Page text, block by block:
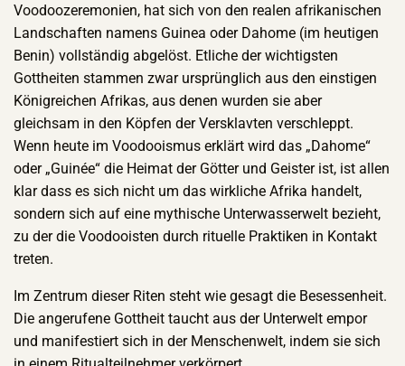
Voodoozeremonien, hat sich von den realen afrikanischen
Landschaften namens Guinea oder Dahome (im heutigen
Benin) vollständig abgelöst. Etliche der wichtigsten
Gottheiten stammen zwar ursprünglich aus den einstigen
Königreichen Afrikas, aus denen wurden sie aber
gleichsam in den Köpfen der Versklavten verschleppt.
Wenn heute im Voodooismus erklärt wird das „Dahome“
oder „Guinée“ die Heimat der Götter und Geister ist, ist allen
klar dass es sich nicht um das wirkliche Afrika handelt,
sondern sich auf eine mythische Unterwasserwelt bezieht,
zu der die Voodooisten durch rituelle Praktiken in Kontakt
treten.
Im Zentrum dieser Riten steht wie gesagt die Besessenheit.
Die angerufene Gottheit taucht aus der Unterwelt empor
und manifestiert sich in der Menschenwelt, indem sie sich